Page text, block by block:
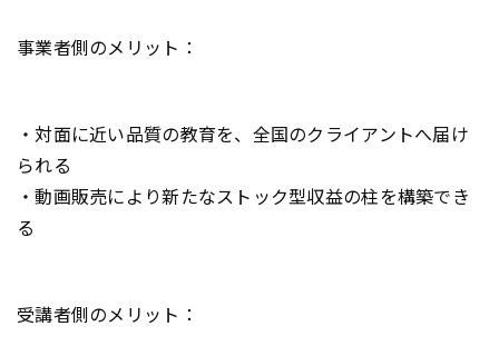
事業者側のメリット：
・対面に近い品質の教育を、全国のクライアントへ届け
られる
・動画販売により新たなストック型収益の柱を構築でき
る
受講者側のメリット：